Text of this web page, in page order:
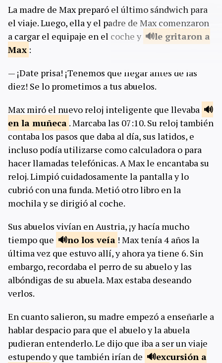
La madre de Max preparó el último sándwich para
el viaje. Luego, ella y el padre de Max comenzaron
a cargar el equipaje en el coche y
le gritaron a
Max :
— ¡Date prisa! ¡Tenemos que llegar antes de las
diez! Se lo prometimos a tus abuelos.
Max miró el nuevo reloj inteligente que llevaba
en la muñeca . Marcaba las 07:10. Su reloj también
contaba los pasos que daba al día, sus latidos, e
incluso podía utilizarse como calculadora o para
hacer llamadas telefónicas. A Max le encantaba su
reloj. Limpió cuidadosamente la pantalla y lo
cubrió con una funda. Metió otro libro en la
mochila y se dirigió al coche.
Sus abuelos vivían en Austria, ¡y hacía mucho
tiempo que
no losveía ! Max tenía 4 años la
última vez que estuvo allí, y ahora ya tiene 6. Sin
embargo, recordaba el perro de su abuelo y las
albóndigas de su abuela. Max estaba deseando
verlos.
En cuanto salieron, su madre empezó a enseñarle a
hablar despacio para que el abuelo y la abuela
pudieran entenderlo. Le dijo que iba a ser un viaje
estupendo y que también irían de
excursión a